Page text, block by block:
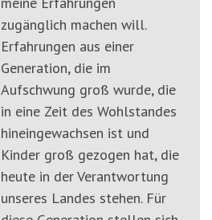
zugänglich machen will.
Erfahrungen aus einer
Generation, die im
Aufschwung groß wurde, die
in eine Zeit des Wohlstandes
hineingewachsen ist und
Kinder groß gezogen hat, die
heute in der Verantwortung
unseres Landes stehen. Für